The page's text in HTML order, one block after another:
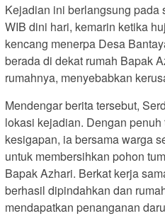
Kejadian ini berlangsung pada
WIB dini hari, kemarin ketika
kencang menerpa Desa
berada di dekat rumah Bapak
rumahnya, menyebabkan
Mendengar berita tersebut,
lokasi kejadian. Dengan
kesigapan, ia bersama warga
untuk membersihkan pohon
Bapak Azhari. Berkat kerja
berhasil dipindahkan dan
mendapatkan penanganan